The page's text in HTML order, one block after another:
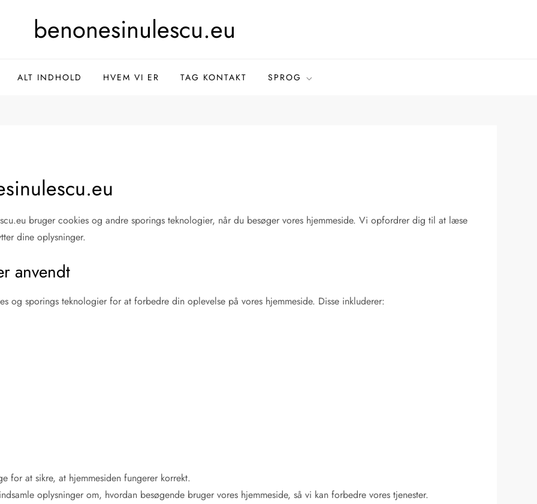
benonesinulescu.eu
ALT INDHOLD HVEM VI ER TAG KONTAKT SPROG
bruger cookies og andre sporings teknologier, når du besøger vores hjemmeside. Vi opfordrer dig til at læse
dine oplysninger.
anvendt
og sporings teknologier for at forbedre din oplevelse på vores hjemmeside. Disse inkluderer:
for at sikre, at hjemmesiden fungerer korrekt.
oplysninger om, hvordan besøgende bruger vores hjemmeside, så vi kan forbedre vores tjenester.